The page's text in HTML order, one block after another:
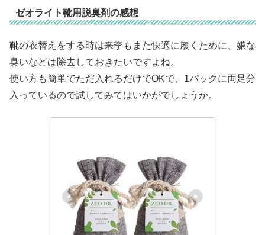
ゼオライト靴用脱臭剤の感想
靴の衣替えをする時は来季もまた快適に履くために、嫌な
臭いなどは除去しておきたいですよね。
使い方も簡単でただ入れるだけでOKで、1パックに両足分
入っているので試してみてはいかがでしょうか。